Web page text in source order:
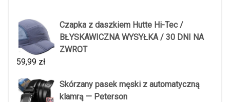
Czapka z daszkiem Hutte Hi-Tec /
BŁYSKAWICZNA WYSYŁKA / 30 DNI NA
ZWROT
59,99 zł
Skórzany pasek męski z automatyczną
klamrą — Peterson